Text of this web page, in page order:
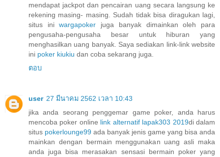
mendapat jackpot dan pencairan uang secara langsung ke
rekening masing- masing. Sudah tidak bisa diragukan lagi,
situs iniwargapoker juga banyak dimainkan oleh para
pengusaha-pengusaha besar untuk hiburan yang
menghasilkan uang banyak. Saya sediakan link-link website
ini poker kiukiu dan coba sekarang juga.
ตอบ
user 27 มีนาคม 2562 เวลา 10:43
jika anda seorang penggemar game poker, anda harus
mencoba poker online link alternatif lapak303 2019di dalam
situs pokerlounge99 ada banyak jenis game yang bisa anda
mainkan dengan bermain menggunakan uang asli maka
anda juga bisa merasakan sensasi bermain poker yang